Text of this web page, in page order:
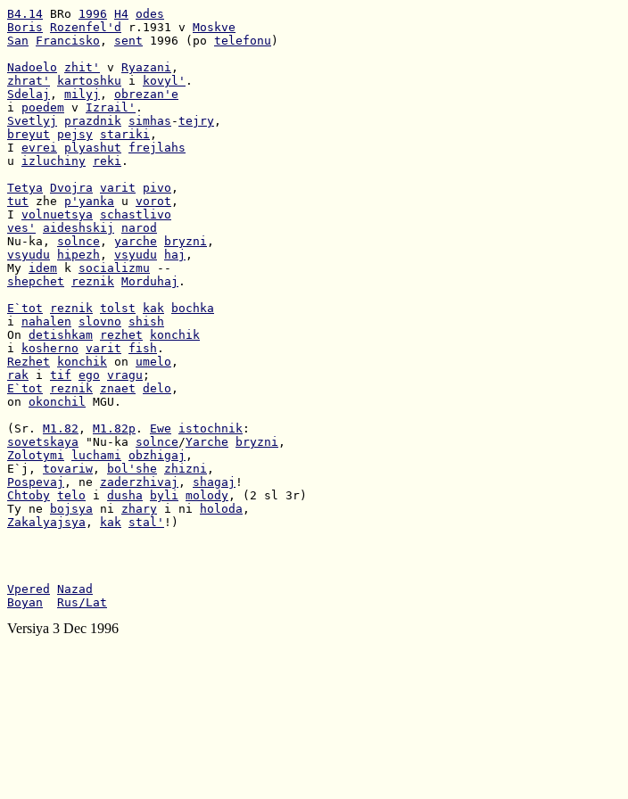
B4.14 BRo 1996 H4 odes
Boris Rozenfel'd r.1931 v Moskve
San
Francisko , sent 1996 (po telefonu )
Nadoelo
zhit' v Ryazani
zhrat'
kartoshku i kovyl'
Sdelaj , milyj , obrezan'e
i poedem v Izrail'
Svetlyj
prazdnik simhas -tejry
breyut
pejsy stariki
I evrei plyashut
frejlahs
u izluchiny reki .
Tetya Dvojra varit pivo
tut zhe p'yanka u vorot
I volnuetsya
schastlivo
ves'
aideshskij
narod
Nu-ka, solnce , yarche bryzni
vsyudu
hipezh , vsyudu haj
My idem k socializmu
shepchet
reznik Morduhaj .
E`tot
reznik tolst kak
bochka
i nahalen slovno
shish
On detishkam rezhet
konchik
i
kosherno varit fish
Rezhet
konchik on umelo
rak i tif ego vragu
E`tot
reznik znaet delo
on okonchil MGU.
(Sr. M1.82 , M1.82p . Ewe istochnik
sovetskaya "Nu-ka solnce/Yarche bryzni
Zolotymi
luchami obzhigaj
E`j, tovariw , bol'she zhizni
Pospevaj , ne zaderzhivaj , shagaj
Chtoby telo i dusha byli molody
Ty ne
bojsya ni zhary i ni holoda
Zakalyajsya , kak stal' !)
Vpered
Nazad
Boyan
Rus/Lat
Versiya 3 Dec 1996